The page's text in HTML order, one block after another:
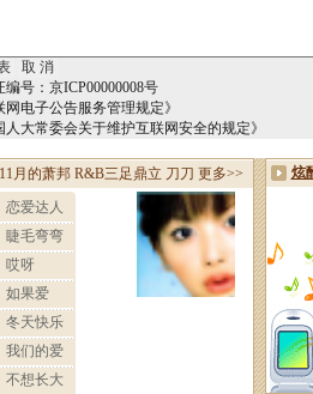
号：京ICP00000008号
电子公告服务管理规定》
大常委会关于维护互联网安全的规定》